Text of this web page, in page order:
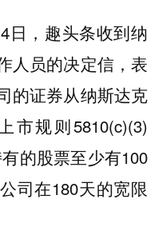
日，趣头条收到纳
人员的决定信，表
的证券从纳斯达克
市规则5810(c)(3)
的股票至少有100
司在180天的宽限